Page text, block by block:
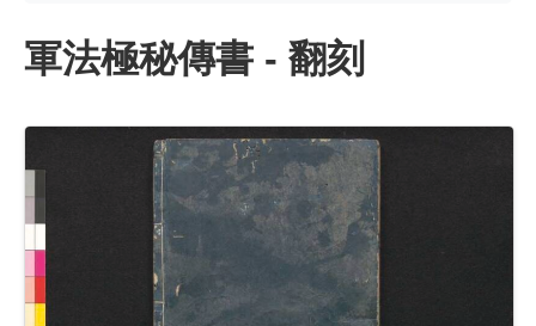
軍法極秘傳書 - 翻刻